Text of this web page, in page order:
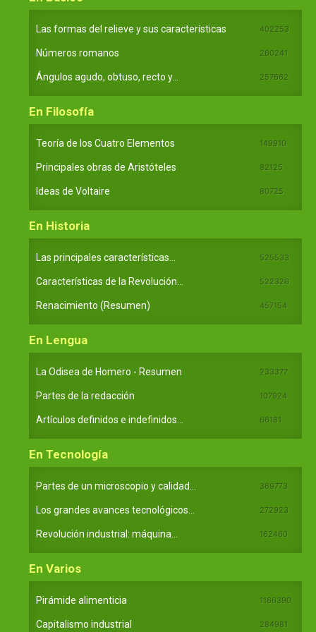
Las formas del relieve y sus características 402253
Números romanos 260241
Ángulos agudo, obtuso, recto y... 257662
En Filosofía
Teoría de los Cuatro Elementos 149910
Principales obras de Aristóteles 82125
Ideas de Voltaire 80725
En Historia
Las principales características... 525533
Características de la Revolución... 522326
Renacimiento (Resumen) 457154
En Lengua
La Odisea de Homero - Resumen 233377
Partes de la redacción 107924
Artículos definidos e indefinidos... 66181
En Tecnología
Partes de un microscopio y calidad... 369773
Los grandes avances tecnológicos... 272923
Revolución industrial: máquina... 162460
En Varios
Pirámide alimenticia 1166390
Capitalismo industrial 284981